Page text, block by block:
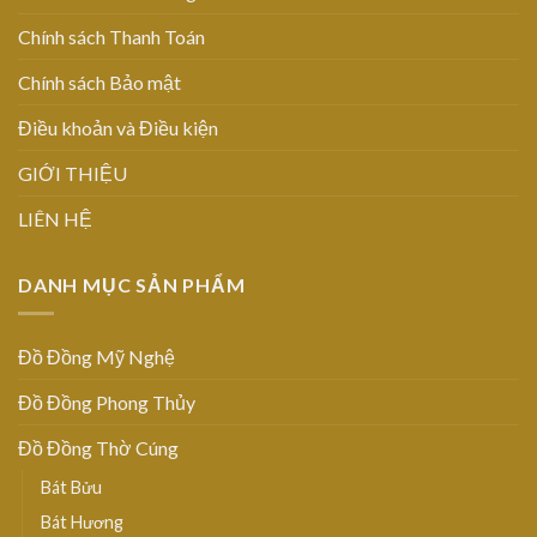
Chính sách Thanh Toán
Chính sách Bảo mật
Điều khoản và Điều kiện
GIỚI THIỆU
LIÊN HỆ
DANH MỤC SẢN PHẨM
Đồ Đồng Mỹ Nghệ
Đồ Đồng Phong Thủy
Đồ Đồng Thờ Cúng
Bát Bửu
Bát Hương